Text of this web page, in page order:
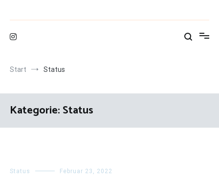
springen
Start Status
Kategorie:Status
Status Februar 23, 2022